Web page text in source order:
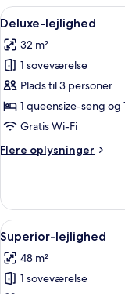
Indlæs
alle
billeder
af
Deluxe-
lejlighed
4
Deluxe-lejlighed
32 m²
1 soveværelse
Plads til 3 personer
1 queensize-seng og
Gratis Wi-Fi
Flere oplysninger
Flere
lejlighed
Indlæs
alle
billeder
af
4
Superior-lejlighed
48 m²
1 soveværelse